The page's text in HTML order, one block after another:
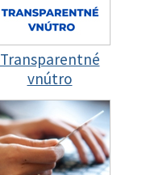
Transparentné
vnútro